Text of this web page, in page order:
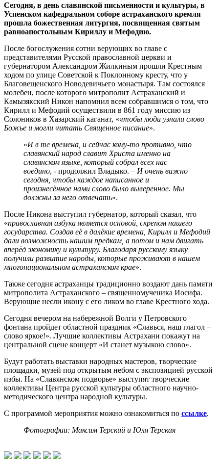
Сегодня, в день славянской письменности и культуры, в
Успенском кафедральном соборе астраханского кремля
прошла божественная литургия, посвященная святым
равноапостольным Кириллу и Мефодию.
После богослужения сотни верующих во главе с
представителями Русской православной церкви и
губернатором Александром Жилкиным прошли Крестным
ходом по улице Советской к Поклонному кресту, что у
Благовещенского Новодевичьего монастыря. Там состоялся
молебен, после которого митрополит Астраханский и
Камызякский Никон напомнил всем собравшимся о том, что
Кирилл и Мефодий осуществили в 861 году миссию из
Солоников в Хазарский каганат, «чтобы люди узнали слово
Божье и могли читать Священное писание».
«И в те времена, и сейчас кому-то противно, что
славянский народ славит Христа именно на
славянском языке, который собрал всех нас
воедино, - продолжил Владыко. – И очень важно
сегодня, чтобы каждое написанное и
произнесённое нами слово было выверенное. Мы
должны за него отвечать».
После Никона выступил губернатор, который сказал, что
«православная азбука является основой, скрепом нашего
государства. Создав её в далёкие времена, Кирилл и Мефодий
дали возможность нашим предкам, а потом и нам двигать
вперёд экономику и культуру. Благодаря русскому языку
получили развитие народы, которые проживают в нашем
многонациональном астраханском крае».
Также сегодня астраханцы традиционно воздают дань памяти
митрополита Астраханского – священномученика Иосифа.
Верующие несли икону с его ликом во главе Крестного хода.
Сегодня вечером на набережной Волги у Петровского
фонтана пройдет областной праздник «Славься, наш глагол –
слово яркое!». Лучшие коллективы Астрахани покажут на
центральной сцене концерт «И станет музыкою слово».
Будут работать выставки народных мастеров, творческие
площадки, музей под открытым небом с экспозицией русской
избы. На «Славянском подворье» выступят творческие
коллективы Центра русской культуры областного научно-
методического центра народной культуры.
С программой мероприятия можно ознакомиться по ссылке.
Фотографии: Максим Терский и Юля Терская